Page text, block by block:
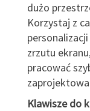
dużo
Korzystaj z
zrzutu
pracować
Klawisze do